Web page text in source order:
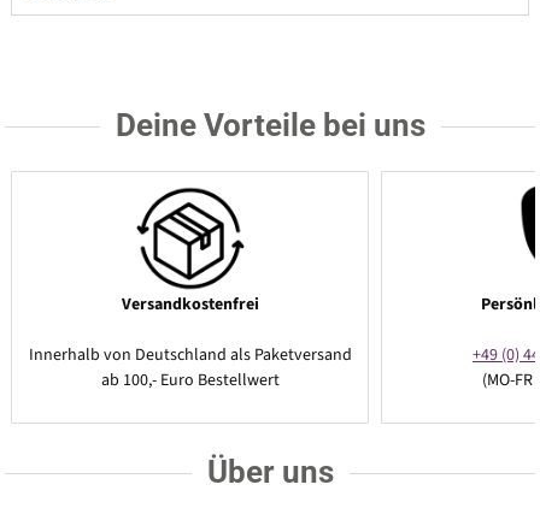
Deine Vorteile bei uns
Versandkostenfrei
Innerhalb von Deutschland als Paketversand
ab 100,- Euro Bestellwert
+49 (0)
(MO-
Über uns